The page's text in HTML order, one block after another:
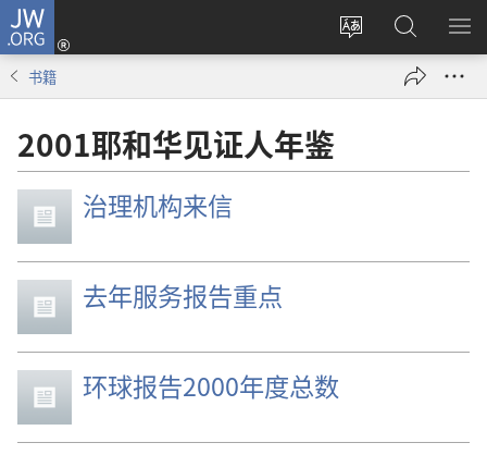
JW.ORG
更
言
登
录
（打
窗
口）
搜
索
JW.ORG
显
书籍
2001耶和华见证人年鉴
治理机构来信
去年服务报告重点
环球报告2000年度总数